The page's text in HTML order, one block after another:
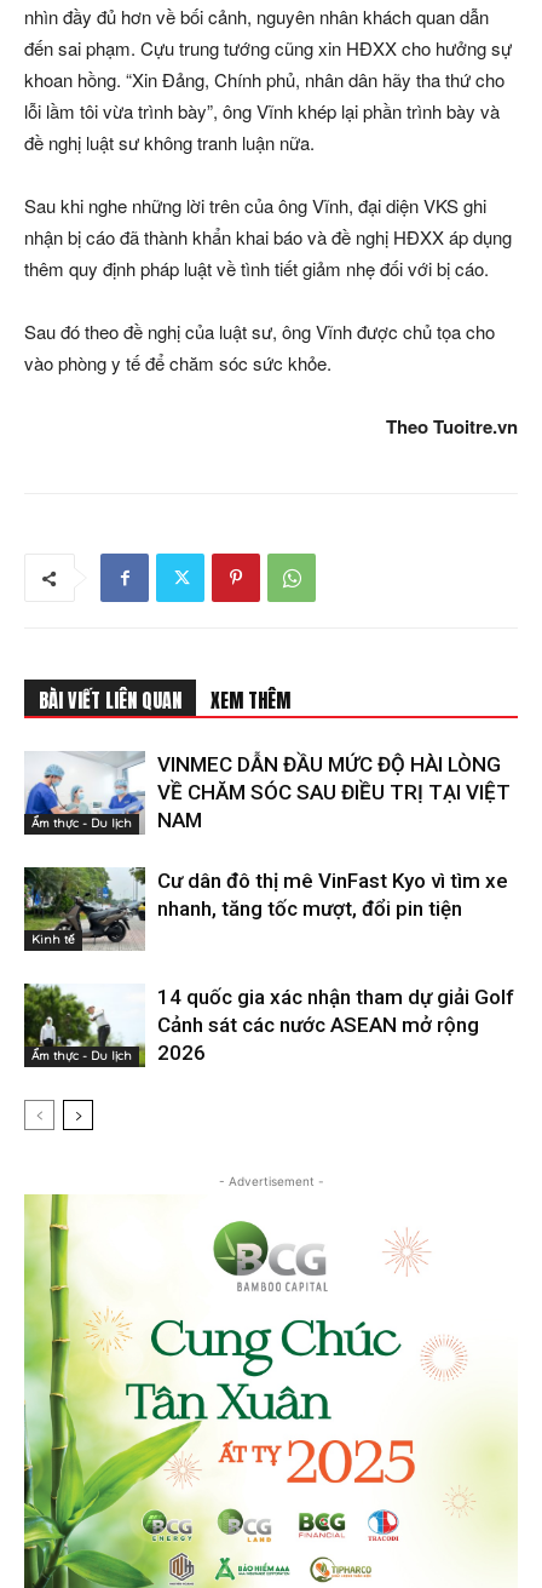
nhìn đầy đủ hơn về bối cảnh, nguyên nhân khách quan dẫn
đến sai phạm. Cựu trung tướng cũng xin HĐXX cho hưởng sự
khoan hồng. “Xin Đảng, Chính phủ, nhân dân hãy tha thứ cho
lỗi lầm tôi vừa trình bày”, ông Vĩnh khép lại phần trình bày và
đề nghị luật sư không tranh luận nữa.
Sau khi nghe những lời trên của ông Vĩnh, đại diện VKS ghi
nhận bị cáo đã thành khẩn khai báo và đề nghị HĐXX áp dụng
thêm quy định pháp luật về tình tiết giảm nhẹ đối với bị cáo.
Sau đó theo đề nghị của luật sư, ông Vĩnh được chủ tọa cho
vào phòng y tế để chăm sóc sức khỏe.
Theo Tuoitre.vn
BÀI VIẾT LIÊN QUAN XEM THÊM
Ẩm thực - Du lịch
VINMEC DẪN ĐẦU MỨC ĐỘ HÀI LÒNG
VỀ CHĂM SÓC SAU ĐIỀU TRỊ TẠI VIỆT
NAM
Kinh tế
Cư dân đô thị mê VinFast Kyo vì tìm xe
nhanh, tăng tốc mượt, đổi pin tiện
Ẩm thực - Du lịch
14 quốc gia xác nhận tham dự giải Golf
Cảnh sát các nước ASEAN mở rộng
2026
- Advertisement -